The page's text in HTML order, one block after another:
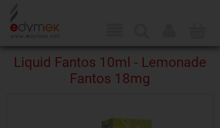
Liquid Fantos 10ml - Lemonade
Fantos 18mg